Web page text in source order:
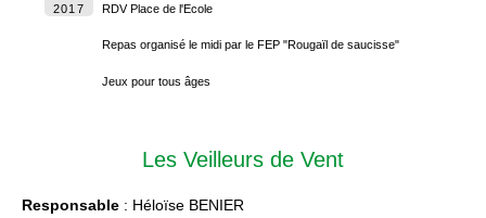
2017 RDV Place de l'Ecole
Repas organisé le midi par le FEP "Rougaïl de saucisse"
Jeux pour tous âges
Les Veilleurs de Vent
Responsable : Héloïse BENIER